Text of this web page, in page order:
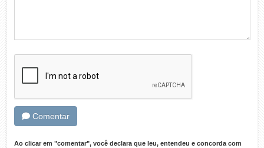
Comentar
Ao clicar em "comentar", você declara que leu, entendeu e concorda com